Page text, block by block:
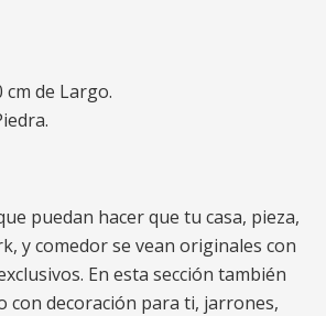
cm de Largo.
puedan hacer que tu casa, pieza,
y comedor se vean originales con
En esta sección también
con decoración para ti, jarrones,